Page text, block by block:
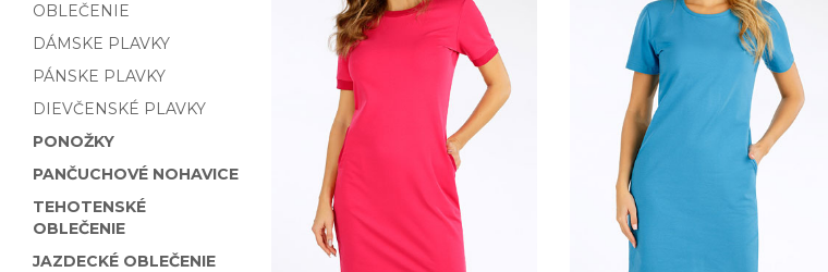
OBLEČENIE
DÁMSKE PLAVKY
PÁNSKE PLAVKY
DIEVČENSKÉ PLAVKY
PONOŽKY
PANČUCHOVÉ NOHAVICE
TEHOTENSKÉ
OBLEČENIE
JAZDECKÉ OBLEČENIE